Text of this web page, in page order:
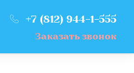
+7 (812) 944-1-555
Заказать звонок